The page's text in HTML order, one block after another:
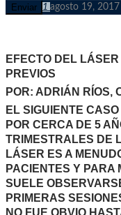
1 agosto 19, 2017
EFECTO DEL
PREVIOS
POR: ADRIÁN RÍOS,
EL SIGUIENTE
POR CERCA DE 5
TRIMESTRALES DE
LÁSER ES A
PACIENTES Y PARA
SUELE
PRIMERAS